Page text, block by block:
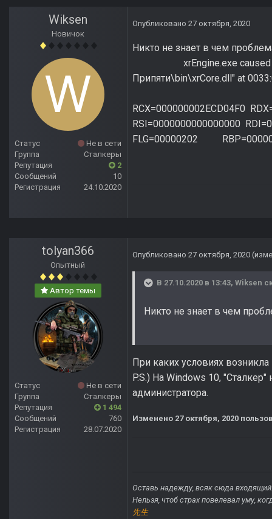
Wiksen
Новичок
Статус
Не в сети
Группа
Сталкеры
Репутация
2
Сообщений
10
Регистрация
24.10.2020
Опубликовано 27 октября, 2020
Никто
xrEngine.exe caused
RCX=000000002ECD04F0
RSI=0000000000000000
FLG=00000202
tolyan366
Опытный
Автор темы
Статус
Не в сети
Группа
Сталкеры
Репутация
1 494
Сообщений
760
Регистрация
28.07.2020
Опубликовано 27 октября, 2020
В 27.10.2020 в 13:43, Wiksen
Никто
При каких условиях
P.S.) На Windows 10,
администратора.
Изменено 27 октября, 2020
Оставь надежду, всяк сюда
Нельзя, чтоб страх повелевал уму,
先生